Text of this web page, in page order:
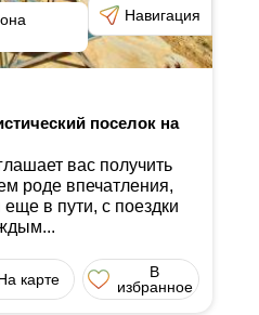
Навигация
поселок на
вас получить
роде впечатления,
в пути, с поездки
карте
В
избранное